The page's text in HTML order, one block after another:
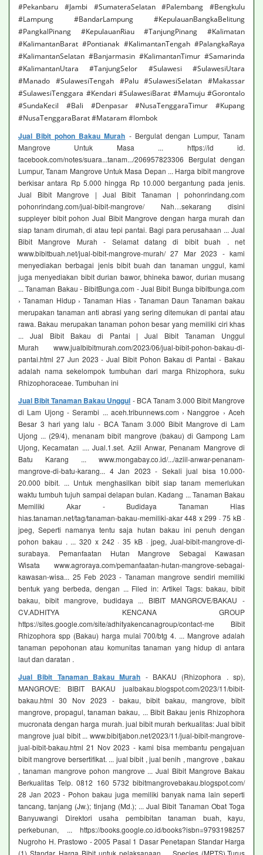
#Pekanbaru #Jambi #SumateraSelatan #Palembang #Bengkulu
#Lampung #BandarLampung #KepulauanBangkaBelitung
#PangkalPinang #KepulauanRiau #TanjungPinang #Kalimatan
#KalimantanBarat #Pontianak #KalimantanTengah #PalangkaRaya
#KalimantanSelatan #Banjarmasin #KalimantanTimur #Samarinda
#KalimantanUtara #TanjungSelor #Sulawesi #SulawesiUtara
#Manado #SulawesiTengah #Palu #SulawesiSelatan #Makassar
#SulawesiTenggara #Kendari #SulawesiBarat #Mamuju #Gorontalo
#SundaKecil #Bali #Denpasar #NusaTenggaraTimur #Kupang
#NusaTenggaraBarat #Mataram #lombok
Jual Bibit pohon Bakau Murah - Bergulat dengan Lumpur, Tanam
Mangrove Untuk Masa ... https://id id.
facebook.com/notes/suara...tanam.../206957823306 Bergulat dengan
Lumpur, Tanam Mangrove Untuk Masa Depan ... Harga bibit mangrove
berkisar antara Rp 5.000 hingga Rp 10.000 bergantung pada jenis.
Jual Bibit Mangrove | Jual Bibit Tanaman | pohonrindang.com
pohonrindang.com/jual-bibit-mangrove/ Nah…sekarang disini
suppleyer bibit pohon Jual Bibit Mangrove dengan harga murah dan
siap tanam dirumah, di atau tepi pantai. Bagi para perusahaan ... Jual
Bibit Mangrove Murah - Selamat datang di bibit buah . net
www.bibitbuah.net/jual-bibit-mangrove-murah/ 27 Mar 2023 - kami
menyediakan berbagai jenis bibit buah dan tanaman unggul, kami
juga menyediakan bibit durian bawor, bhineka bawor, durian musang
... Tanaman Bakau - BibitBunga.com - Jual Bibit Bunga bibitbunga.com
› Tanaman Hidup › Tanaman Hias › Tanaman Daun Tanaman bakau
merupakan tanaman anti abrasi yang sering ditemukan di pantai atau
rawa. Bakau merupakan tanaman pohon besar yang memiliki ciri khas
... Jual Bibit Bakau di Pantai | Jual Bibit Tanaman Unggul
Murah www.jualbibitmurah.com/2023/06/jual-bibit-pohon-bakau-di-
pantai.html 27 Jun 2023 - Jual Bibit Pohon Bakau di Pantai - Bakau
adalah nama sekelompok tumbuhan dari marga Rhizophora, suku
Rhizophoraceae. Tumbuhan ini
Jual Bibit Tanaman Bakau Unggul - BCA Tanam 3.000 Bibit Mangrove
di Lam Ujong - Serambi ... aceh.tribunnews.com › Nanggroe › Aceh
Besar 3 hari yang lalu - BCA Tanam 3.000 Bibit Mangrove di Lam
Ujong ... (29/4), menanam bibit mangrove (bakau) di Gampong Lam
Ujong, Kecamatan .... Jual.1.set. Aziil Anwar, Penanam Mangrove di
Batu Karang ... www.mongabay.co.id/.../aziil-anwar-penanam-
mangrove-di-batu-karang... 4 Jan 2023 - Sekali jual bisa 10.000-
20.000 bibit. ... Untuk menghasilkan bibit siap tanam memerlukan
waktu tumbuh tujuh sampai delapan bulan. Kadang ... Tanaman Bakau
Memiliki Akar - Budidaya Tanaman Hias
hias.tanaman.net/tag/tanaman-bakau-memiliki-akar 448 x 299 · 75 kB ·
jpeg, Seperti namanya tentu saja hutan bakau ini penuh dengan
pohon bakau . ... 320 x 242 · 35 kB · jpeg, Jual-bibit-mangrove-di-
surabaya. Pemanfaatan Hutan Mangrove Sebagai Kawasan
Wisata www.agroraya.com/pemanfaatan-hutan-mangrove-sebagai-
kawasan-wisa... 25 Feb 2023 - Tanaman mangrove sendiri memiliki
bentuk yang berbeda, dengan ... Filed in: Artikel Tags: bakau, bibit
bakau, bibit mangrove, budidaya ... BIBIT MANGROVE/BAKAU -
CV.ADHITYA KENCANA GROUP
https://sites.google.com/site/adhityakencanagroup/contact-me Bibit
Rhizophora spp (Bakau) harga mulai 700/btg 4. ... Mangrove adalah
tanaman pepohonan atau komunitas tanaman yang hidup di antara
laut dan daratan .
Jual Bibit Tanaman Bakau Murah - BAKAU (Rhizophora . sp),
MANGROVE: BIBIT BAKAU jualbakau.blogspot.com/2023/11/bibit-
bakau.html 30 Nov 2023 - bakau, bibit bakau, mangrove, bibit
mangrove, propagul, tanaman bakau, ... Bibit Bakau jenis Rhizophora
mucronata dengan harga murah. jual bibit murah berkualitas: Jual bibit
mangrove jual bibit ... www.bibitjabon.net/2023/11/jual-bibit-mangrove-
jual-bibit-bakau.html 21 Nov 2023 - kami bisa membantu pengajuan
bibit mangrove bersertifikat. ... jual bibit , jual benih , mangrove , bakau
, tanaman mangrove pohon mangrove ... Jual Bibit Mangrove Bakau
Berkualitas Telp. 0812 160 5732 bibitmangrovebakau.blogspot.com/
28 Jan 2023 - Pohon bakau juga memiliki banyak nama lain seperti
tancang, tanjang (Jw.); tinjang (Md.); ... Jual Bibit Tanaman Obat Toga
Banyuwangi Direktori usaha pembibitan tanaman buah, kayu,
perkebunan, ... https://books.google.co.id/books?isbn=9793198257
Nugroho H. Prastowo - 2005 Pasal 1 Dasar Penetapan Standar Harga
(1) Standar Harga Bibit untuk pelaksanaan ... Species (MPTS),Turus